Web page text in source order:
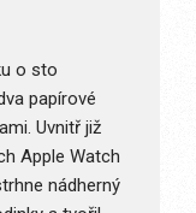
o sto
papírové
Uvnitř již
Apple Watch
nádherný